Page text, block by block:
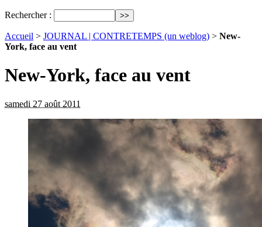
Rechercher :
Accueil > JOURNAL | CONTRETEMPS (un weblog) > New-
York, face au vent
New-York, face au vent
samedi 27 août 2011